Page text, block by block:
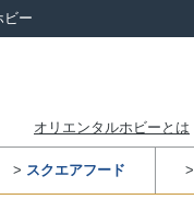
ビー
オリエンタルホビーとは
> スクエアフード >